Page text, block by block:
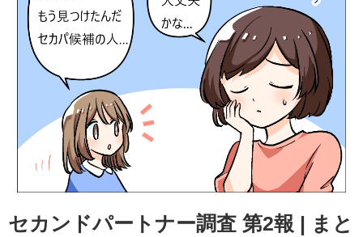
セカンドパートナー調査 第2報 | まと